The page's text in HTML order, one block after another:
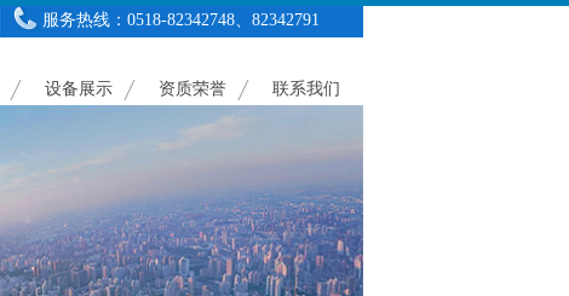
服务热线：0518-82342748、82342791
设备展示 资质荣誉 联系我们